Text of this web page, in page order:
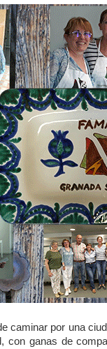
caminar por una
con ganas de